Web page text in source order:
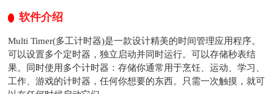
软件介绍
Multi Timer(多工计时器)是一款设计精美的时间管理应用程序。
可以设置多个定时器，独立启动并同时运行。可以存储秒表结
果。同时使用多个计时器：存储你通常用于烹饪、运动、学习、
工作、游戏的计时器，任何你想要的东西。只需一次触摸，就可